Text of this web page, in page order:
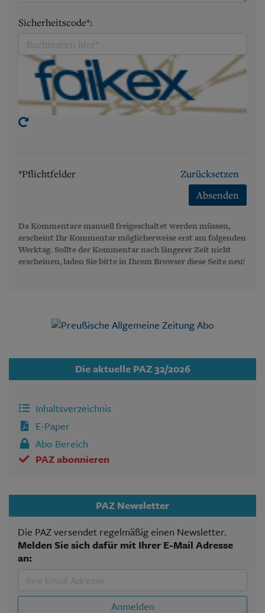
Sicherheitscode*:
*Pflichtfelder
Zurücksetzen
Absenden
Da Kommentare manuell freigeschaltet werden müssen,
erscheint Ihr Kommentar möglicherweise erst am folgenden
Werktag. Sollte der Kommentar nach längerer Zeit nicht
erscheinen, laden Sie bitte in Ihrem Browser diese Seite neu!
Die aktuelle PAZ 32/2026
Inhaltsverzeichnis
E-Paper
Abo Bereich
PAZ abonnieren
PAZ Newsletter
Die PAZ versendet regelmäßig einen Newsletter.
Melden Sie sich dafür mit Ihrer E-Mail Adresse
an:
Anmelden